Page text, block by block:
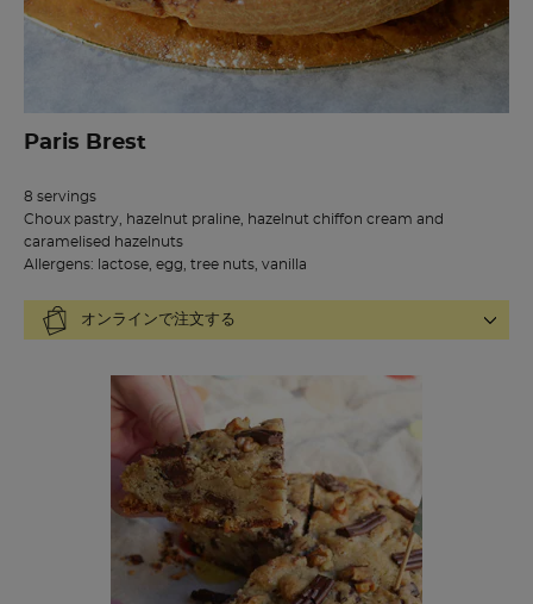
Paris Brest
8 servings
Choux pastry, hazelnut praline, hazelnut chiffon cream and
caramelised hazelnuts
Allergens: lactose, egg, tree nuts, vanilla
オンラインで注文する